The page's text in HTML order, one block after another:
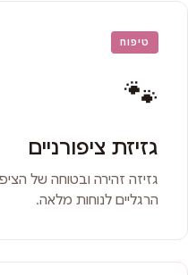
טיפוח
🐾
גזיזת ציפורניים
גזיזה זהירה ובטוחה של
הרגליים לנוחות מלאה.